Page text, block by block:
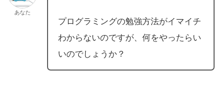
あなた
プログラミングの勉強方法がイマイチ
わからないのですが、何をやったらい
いのでしょうか？